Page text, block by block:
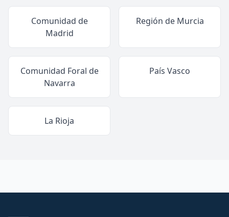
Comunidad de
Madrid
Región de Murcia
Comunidad Foral de
Navarra
País Vasco
La Rioja